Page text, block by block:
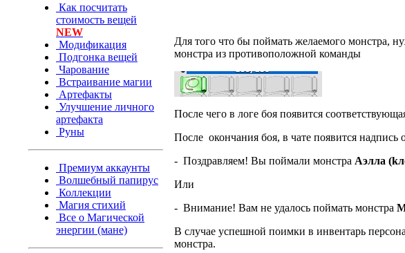
Как посчитать
стоимость вещей
NEW
Модификация
Подгонка вещей
Чарование
Встраивание магии
Артефакты
Улучшение личного
артефакта
Руны
Премиум аккаунты
Волшебный папирус
Коллекции
Магия стихий
Все о Магической
энергии (мане)
Для того что бы поймать желаемого монстра,
монстра из противоположной команды
После чего в логе боя появится
После окончания боя, в чате появится надпись
- Поздравляем! Вы поймали монстра Аэлла
Или
- Внимание! Вам не удалось поймать монстра
В случае успешной поимки в инвентарь
монстра.